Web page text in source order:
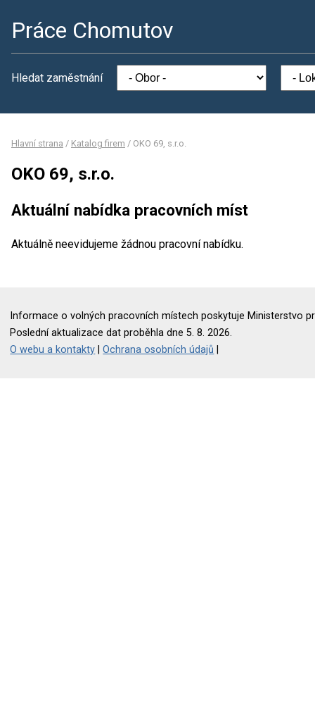
Práce Chomutov
Hledat zaměstnání
Hlavní strana / Katalog firem / OKO 69, s.r.o.
OKO 69, s.r.o.
Aktuální nabídka pracovních míst
Aktuálně neevidujeme žádnou pracovní nabídku.
Informace o volných pracovních místech poskytuje Ministerstvo
Poslední aktualizace dat proběhla dne 5. 8. 2026.
O webu a kontakty |Ochrana osobních údajů